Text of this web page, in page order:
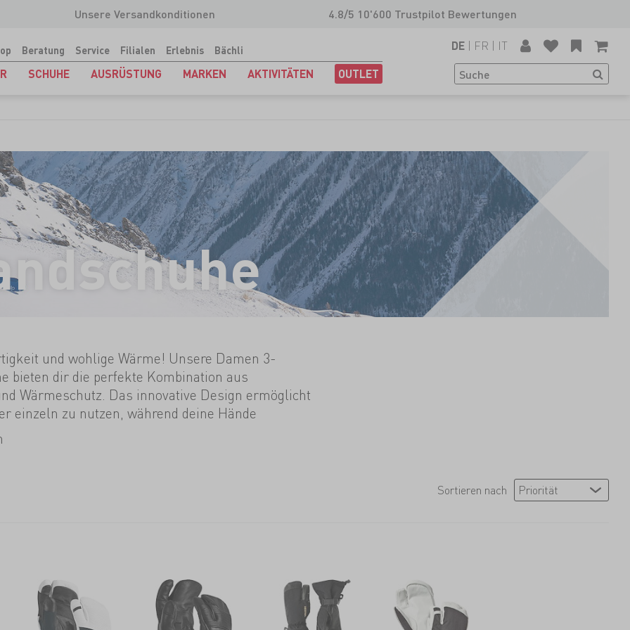
Unsere Versandkonditionen 4.8/5 10'600 Trustpilot Bewertungen
Beratung Service Filialen Erlebnis Bächli
SCHUHE AUSRÜSTUNG MARKEN AKTIVITÄTEN OUTLET
DE | FR | IT
und wohlige Wärme! Unsere Damen 3-
bieten dir die perfekte Kombination aus
Wärmeschutz. Das innovative Design ermöglicht
einzeln zu nutzen, während deine Hände
werden. Ideal für Aktivitäten wie
oder Arbeiten im Freien. Finde
Sortieren nach